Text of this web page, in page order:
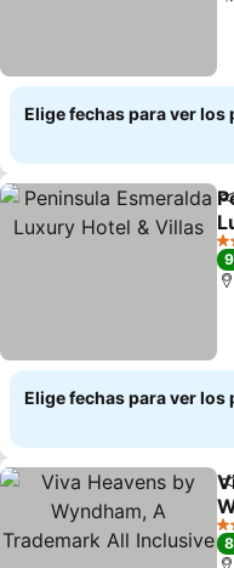
Elige fechas para ver los
4
Elige fechas para ver los
4